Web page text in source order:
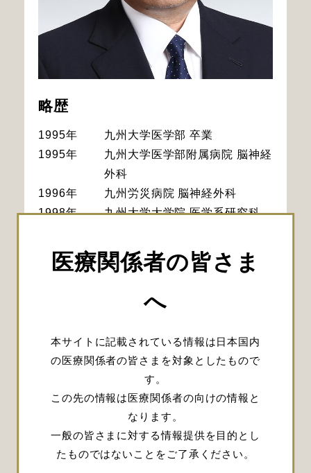
医療関係者の皆さま
へ
本サイトに記載されている情報は日本国内
の医療関係者の皆さまを対象としたもので
す。
この先の情報は医療関係者の向けの情報と
なります。
一般の皆さまに対する情報提供を目的とし
たものではないことをご了承ください。
略歴
1995年
九州大学医学部 卒業
1995年
九州大学医学部附属病院 脳神経
外科
1996年
九州労災病院 脳神経外科
1998年
九州大学大学院 医学系研究科
2002年
九州大学大学院 医学系研究科
機能制御医学専攻 終了
カリフォルニア大学 ロサンゼル
2006年
九州大学大学院 医学研究院 脳
神経外科 助手
九州大学大学院 医学研究院 脳
神経外科 助教
九州大学病院 脳神経外科 講師